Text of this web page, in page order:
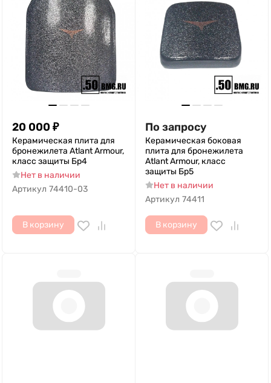
20 000 ₽
Керамическая плита для
бронежилета Atlant Armour,
класс защиты Бр4
Нет в наличии
Артикул 74410-03
В корзину
По запросу
Керамическая боковая
плита для бронежилета
Atlant Armour, класс
защиты Бр5
Нет в наличии
Артикул 74411
В корзину